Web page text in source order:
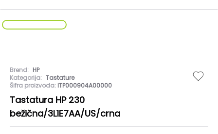
Brend: HP
Kategorija: Tastature
Šifra proizvoda: ITP000904A00000
Tastatura HP 230
bežična/3L1E7AA/US/crna